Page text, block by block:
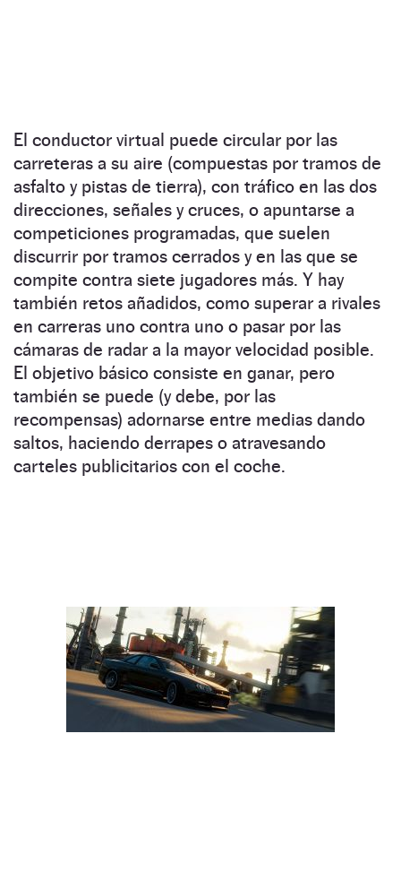
El conductor virtual puede circular por las
carreteras a su aire (compuestas por tramos de
asfalto y pistas de tierra), con tráfico en las dos
direcciones, señales y cruces, o apuntarse a
competiciones programadas, que suelen
discurrir por tramos cerrados y en las que se
compite contra siete jugadores más. Y hay
también retos añadidos, como superar a rivales
en carreras uno contra uno o pasar por las
cámaras de radar a la mayor velocidad posible.
El objetivo básico consiste en ganar, pero
también se puede (y debe, por las
recompensas) adornarse entre medias dando
saltos, haciendo derrapes o atravesando
carteles publicitarios con el coche.